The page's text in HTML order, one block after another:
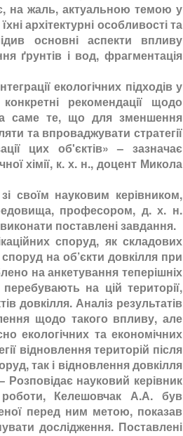
на жаль, актуальною темою у
архітектурні особливості та
основні аспекти впливу
ґрунтів і вод, фрагментація
екологічних підходів у
рекомендації щодо
а саме те, що для зменшення
та впроваджувати стратегії
цих об'єктів» – зазначає
хімії, к. х. н., доцент Микола
науковим керівником,
професором, д. х. н.
поставлені завдання.
споруд, як складових
на об’єкти довкілля при
на анкетування теперішніх
на цій території,
довкілля. Аналіз результатів
щодо такого впливу, але
екологічних та економічних
відновлення територій після
так і відновлення довкілля
науковий керівник
роботи, Келешовчак А.А. був
перед ним метою, показав
дослідження. Поставлені